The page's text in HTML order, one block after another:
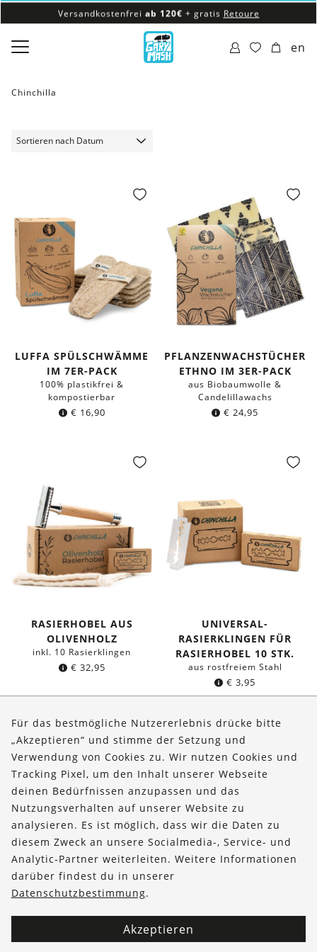
Versandkostenfrei ab 120€ + gratis Retoure
100% veganes & fair produziertes Sortiment
Versandkostenfreiab 120€
en
Chinchilla
LUFFA SPÜLSCHWÄMME
IM 7ER-PACK
100% plastikfrei &
kompostierbar
€ 16,90
PFLANZENWACHSTÜCHER
ETHNO IM 3ER-PACK
aus Biobaumwolle &
Candelillawachs
€ 24,95
RASIERHOBEL AUS
OLIVENHOLZ
inkl. 10 Rasierklingen
€ 32,95
UNIVERSAL-
RASIERKLINGEN FÜR
RASIERHOBEL 10 STK.
aus rostfreiem Stahl
€ 3,95
Über uns
Bestellungen
Kontakt & Hilfe
FOLLOW US
Für das bestmögliche Nutzererlebnis drücke bitte
„Akzeptieren“ und stimme der Setzung und
Verwendung von Cookies zu. Wir nutzen Cookies und
Tracking Pixel, um den Inhalt unserer Webseite
deinen Bedürfnissen anzupassen und das
Nutzungsverhalten auf unserer Website zu
analysieren. Es ist möglich, dass wir die Daten zu
diesem Zweck an unsere Socialmedia-, Service- und
Analytic-Partner weiterleiten. Weitere Informationen
darüber findest du in unserer
Datenschutzbestimmung.
Akzeptieren